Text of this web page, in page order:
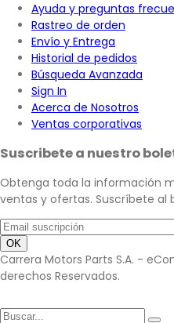
Ayuda y preguntas
Rastreo de orden
Envío y Entrega
Historial de pedidos
Búsqueda Avanzada
Sign In
Acerca de Nosotros
Ventas corporativas
Suscribete a nuestro
Obtenga toda la información
ventas y ofertas. Suscríbete al
Carrera Motors Parts S.A. -
derechos Reservados.